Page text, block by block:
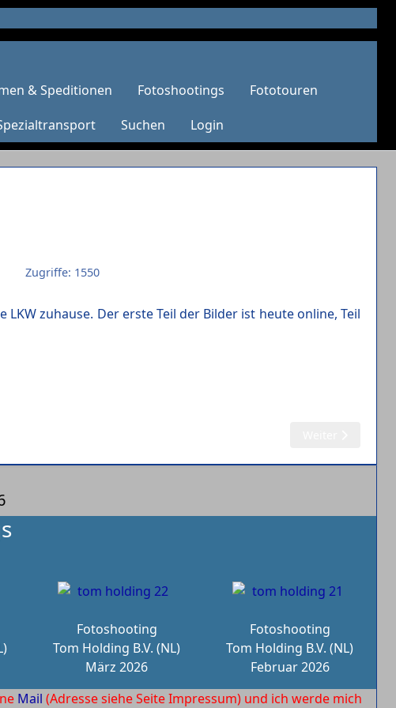
& Speditionen Fotoshootings
Fototouren
Suchen Login
Zugriffe: 1550
zuhause. Der erste Teil der Bilder ist heute online, Teil
Fotoshooting
Tom Holding B.V. (NL)
März 2026
Fotoshooting
Tom Holding B.V. (NL)
Februar 2026
Mail (Adresse siehe Seite Impressum) und ich werde mich